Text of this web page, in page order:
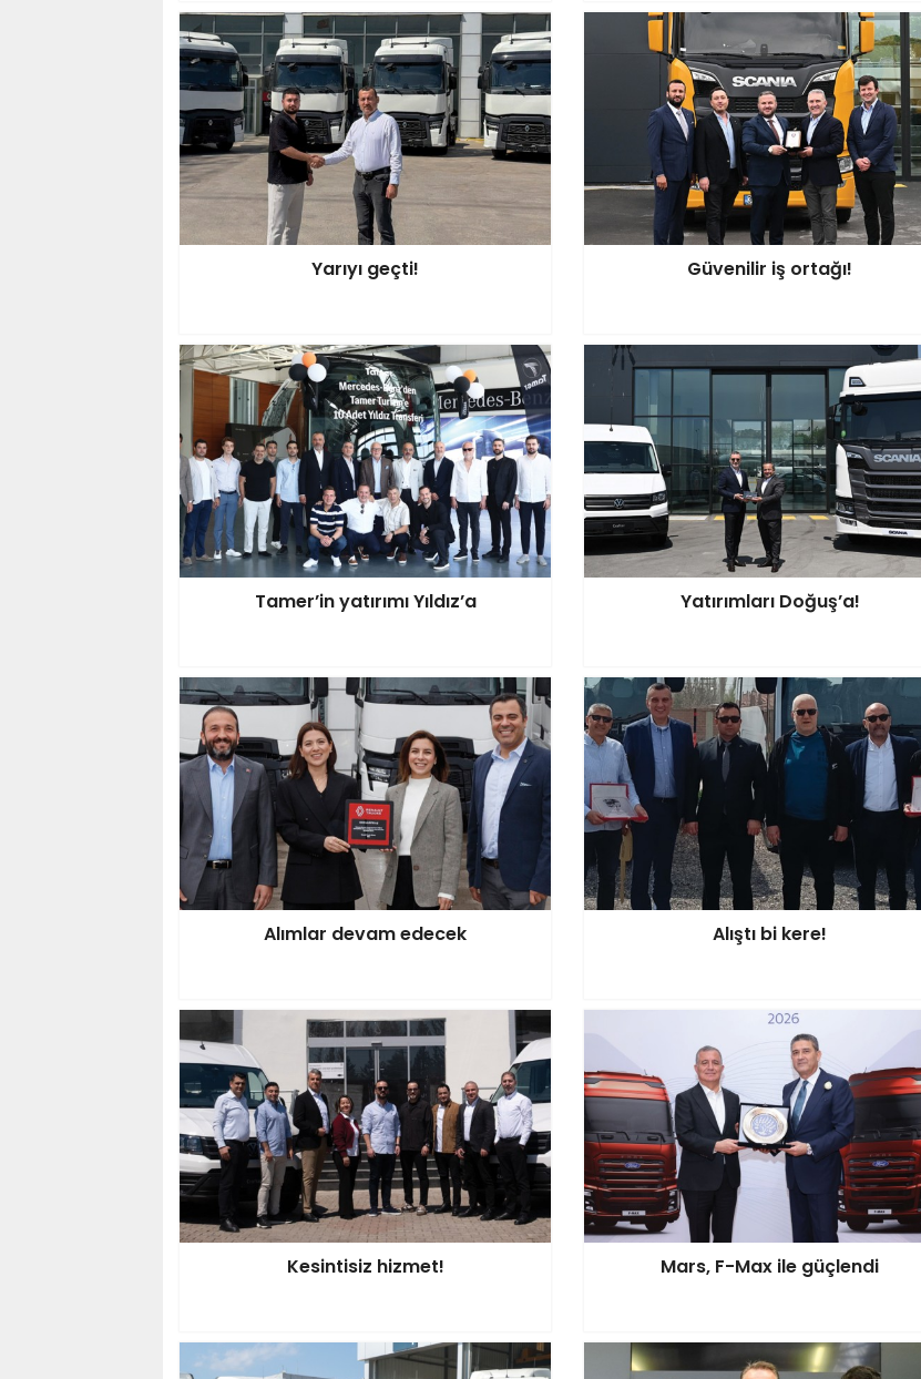
Yarıyı geçti! Güvenilir iş ortağı!
Tamer’in yatırımı Yıldız’a Yatırımları Doğuş’a!
Alımlar devam edecek Alıştı bi kere!
Kesintisiz hizmet! Mars, F-Max ile güçlendi